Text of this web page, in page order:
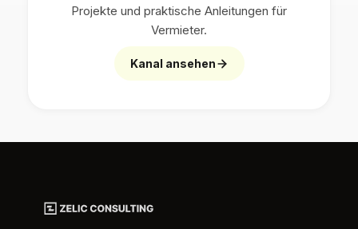
Projekte und praktische Anleitungen für
Vermieter.
Kanal ansehen